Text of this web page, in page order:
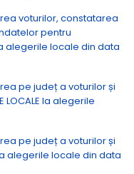
voturilor, constatarea
pentru
Ia alegerile locale din data
pe județ a voturilor și
LOCALE Ia alegerile
pe județ a voturilor și
alegerile locale din data